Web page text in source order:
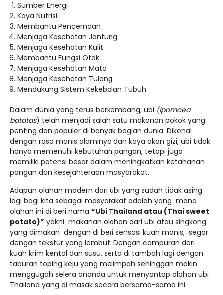
Sumber Energi
Kaya Nutrisi
Membantu Pencernaan
Menjaga Kesehatan Jantung
Menjaga Kesehatan Kulit
Membantu Fungsi Otak
Menjaga Kesehatan Mata
Menjaga Kesehatan Tulang
Mendukung Sistem Kekebalan Tubuh
Dalam dunia yang terus berkembang, ubi (Ipomoea
batatas) telah menjadi salah satu makanan pokok yang
penting dan populer di banyak bagian dunia. Dikenal
dengan rasa manis alaminya dan kaya akan gizi, ubi tidak
hanya memenuhi kebutuhan pangan, tetapi juga
memiliki potensi besar dalam meningkatkan ketahanan
pangan dan kesejahteraan masyarakat.
Adapun olahan modern dari ubi yang sudah tidak asing
lagi bagi kita sebagai masyarakat adalah yang mana
olahan ini di beri nama “Ubi Thailand atau (Thai sweet
potato)” yakni makanan olahan dari ubi atau singkong
yang dimakan dengan di beri sensasi kuah manis, segar
dengan tekstur yang lembut. Dengan campuran dari
kuah krim kental dan susu, serta di tambah lagi dengan
taburan toping keju yang melimpah sehinggah makin
menggugah selera ananda untuk menyantap olahan ubi
Thailand yang di masak secara bersama-sama ini.